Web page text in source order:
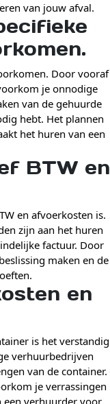
van jouw afval.
Door vooraf
je onnodige
van de gehuurde
hebt. Het plannen
het huren van een
BTW en
en afvoerkosten is.
zijn aan het huren
factuur. Door
maken en de
en
is het verstandig
verhuurbedrijven
van de container.
je verrassingen
een verhuurder voor